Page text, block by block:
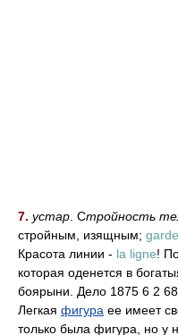
7. устар . Стройность
стройным, изящным;
Красота линии - la ligne!
которая оденется в
боярыни. Дело 1875 6 2
Легкая фигура ее имеет
только была фигура, но у